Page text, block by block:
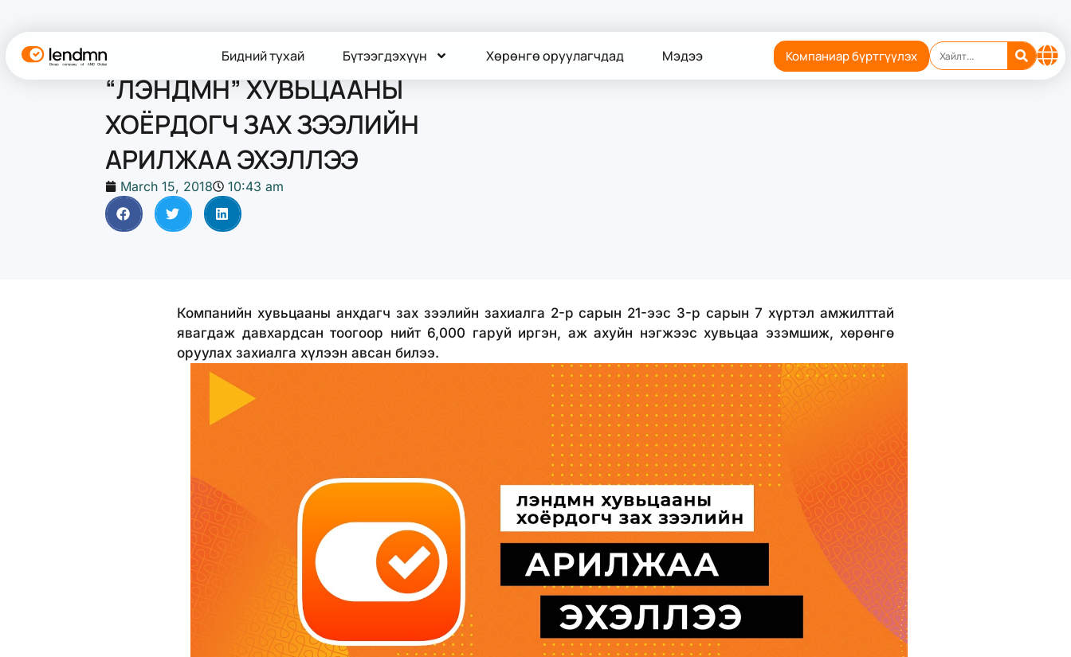
Бидний тухай Бүтээгдэхүүн Хөрөнгө оруулагчдад Мэдээ Компаниар бүртгүүлэх
“ЛЭНДМН” ХУВЬЦААНЫ
ХОЁРДОГЧ ЗАХ ЗЭЭЛИЙН
АРИЛЖАА ЭХЭЛЛЭЭ
March 15, 2018 10:43 am
Компанийн хувьцааны анхдагч зах зээлийн захиалга 2-р сарын 21-ээс 3-р сарын 7 хүртэл амжилттай
явагдаж давхардсан тоогоор нийт 6,000 гаруй иргэн, аж ахуйн нэгжээс хувьцаа эзэмшиж, хөрөнгө
оруулах захиалга хүлээн авсан билээ.